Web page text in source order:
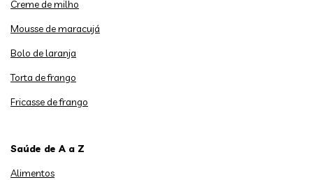
Creme de milho
Mousse de maracujá
Bolo de laranja
Torta de frango
Fricasse de frango
Saúde de A a Z
Alimentos